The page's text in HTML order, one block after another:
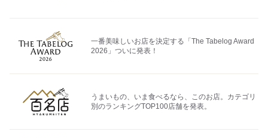
一番美味しいお店を決定する「The Tabelog Award
2026」ついに発表！
うまいもの、いま食べるなら、このお店。カテゴリ
別のランキングTOP100店舗を発表。